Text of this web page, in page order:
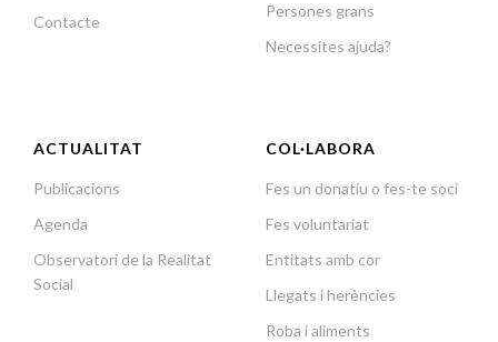
Contacte
Persones grans
Necessites ajuda?
ACTUALITAT
Publicacions
Agenda
Observatori de la Realitat
Social
COL·LABORA
Fes un donatiu o fes-te soci
Fes voluntariat
Entitats amb cor
Llegats i herències
Roba i aliments